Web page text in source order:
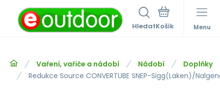
Hledat Menu
Vaření, vařiče a nádobí Nádobí
Doplňky
Redukce Source CONVERTUBE SNEP-Sigg(Laken)/